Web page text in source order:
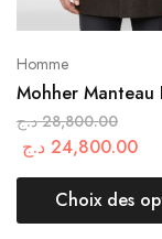
Homme
Mohher Manteau
28,800.00 د.ج
24,800.00 د.ج
Choix des